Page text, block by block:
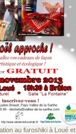
au furoshiki à Loué et